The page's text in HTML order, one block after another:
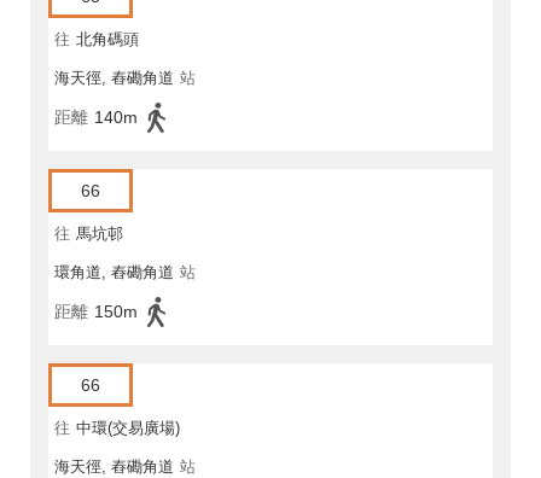
往 北角碼頭
海天徑, 舂磡角道 站
距離 140m
66
往 馬坑邨
環角道, 舂磡角道 站
距離 150m
66
往 中環(交易廣場)
海天徑, 舂磡角道 站